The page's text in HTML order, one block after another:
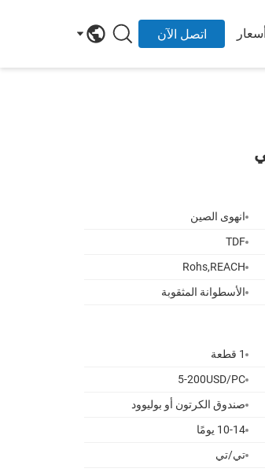
اتصل الآن
انهوى الصين
TDF
Rohs,REACH
الأسطوانة المثقوبة
1 قطعة
5-200USD/PC
صندوق الكرتون أو بوليوود
10-14 يومًا
تي/تي